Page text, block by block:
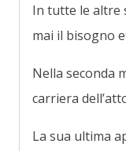
In tutte le altre
mai il bisogno
Nella seconda
carriera
La sua ultima